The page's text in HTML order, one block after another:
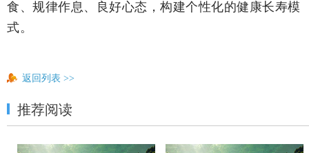
食、规律作息、良好心态，构建个性化的健康长寿模
式。
返回列表 >>
推荐阅读